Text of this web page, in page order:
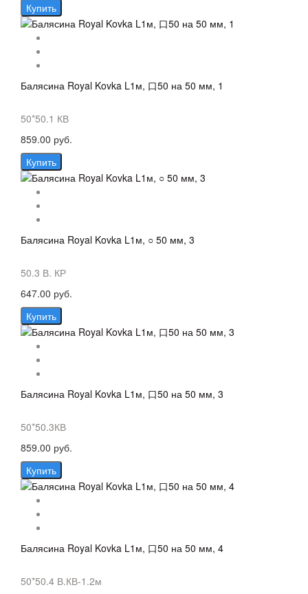
Купить
Балясина Royal Kovka L1м, 口50 на 50 мм, 1
50*50.1 КВ
859.00 руб.
Купить
Балясина Royal Kovka L1м, ○ 50 мм, 3
50.3 В. КР
647.00 руб.
Купить
Балясина Royal Kovka L1м, 口50 на 50 мм, 3
50*50.3КВ
859.00 руб.
Купить
Балясина Royal Kovka L1м, 口50 на 50 мм, 4
50*50.4 В.КВ-1.2м